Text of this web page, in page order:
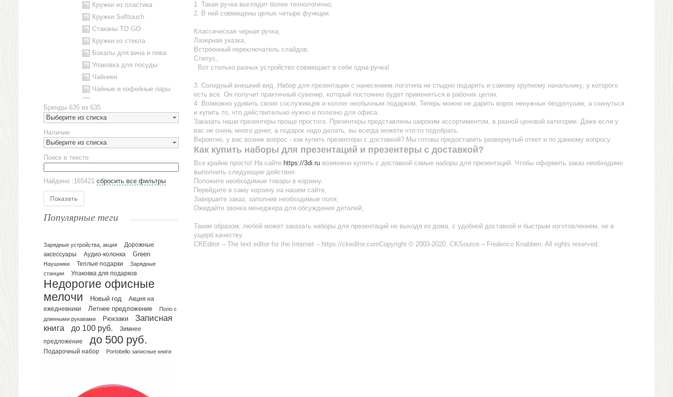
1. Такая ручка выглядит более технологично,
2. В ней совмещены целых четыре функции:
Классическая черная ручка,
Лазерная указка,
Встроенный переключатель слайдов,
Стилус,
Вот столько разных устройство совмещает в себе одна ручка!
3. Солидный внешний вид. Набор для презентации с нанесением логотипа не стыдно подарить и самому крупному начальнику, у которого
есть всё. Он получит практичный сувенир, который постоянно будет применяться в рабочих целях.
4. Возможно удивить своих сослуживцев и коллег необычным подарком. Теперь можно не дарить ворох ненужных безделушек, а скинуться
и купить то, что действительно нужно и полезно для офиса.
Заказать наши презентеры проще простого. Презентеры представлены широким ассортиментом, в разной ценовой категории. Даже если у
вас не очень много денег, а подарок надо делать, вы всегда можете что-то подобрать.
Вероятно, у вас возник вопрос - как купить презентеры с доставкой? Мы готовы предоставить развернутый ответ и по данному вопросу.
Как купить наборы для презентаций и презентеры с доставкой?
Все крайне просто! На сайте https://3di.ru возможно купить с доставкой самые наборы для презентаций. Чтобы оформить заказ необходимо
выполнить следующие действия:
Положите необходимые товары в корзину.
Перейдите в саму корзину на нашем сайте,
Завершите заказ, заполнив необходимые поля,
Ожидайте звонка менеджера для обсуждения деталей,
Таким образом, любой может заказать наборы для презентаций не выходя из дома, с удобной доставкой и быстрым изготовлением, не в
ущерб качеству.
CKEditor – The text editor for the Internet – https://ckeditor.comCopyright © 2003-2020, CKSource – Frederico Knabben. All rights reserved.
Кружки из пластика
Кружки Softtouch
Стаканы TO GO
Кружки из стекла
Бокалы для вина и пива
Упаковка для посуды
Чайники
Чайные и кофейные пары
Наборы посуды
Предметы сервировки
Стаканы
Эко кружки
ЕВРОПОСУДА
Аксессуары
Ежедневники и блокноты
Датированные ежедневники
Планинги и телефонные книжки
Планинги датированные
Планинги недатированные
Телефонные книжки
Органайзер на ежедневник
Сумки и Рюкзаки
Сумки для планшетов и ноутбуков
Рюкзаки
Конференц-сумки
Несессеры и косметички
Бренды 635 из 635
Выберите из списка
Наличие
Выберите из списка
Поиск в тексте
Найдено :165421 сбросить все фильтры
Показать
Популярные теги
Зарядные устройства, акция
Дорожные
аксессуары
Аудио-колонка Green
Наушники Теплые подарки
Зарядные
станции
Упаковка для подарков
Недорогие офисные
мелочи
Новый год
Акция на
ежедневники
Летнее предложение
Поло с
длинными рукавами
Рюкзаки
Записная
книга
до 100 руб.
Зимнее
предложение
до 500 руб.
Подарочный набор Portobello записные книги